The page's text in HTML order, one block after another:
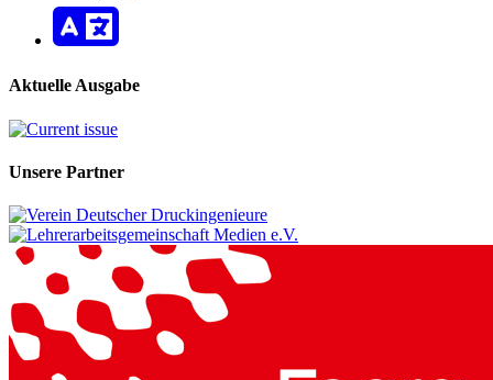
Aktuelle Ausgabe
Unsere Partner